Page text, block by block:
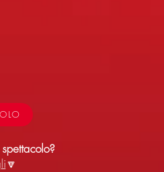
🔽